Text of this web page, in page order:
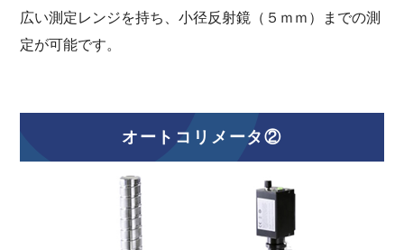
広い測定レンジを持ち、小径反射鏡（５ｍｍ）までの測
定が可能です。
オートコリメータ②